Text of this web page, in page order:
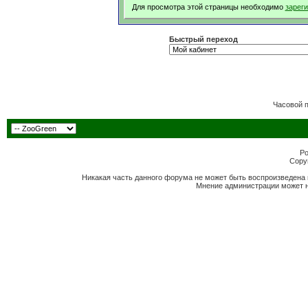
Для просмотра этой страницы необходимо
Быстрый переход
Часовой
Никакая часть данного форума не может быть
Мнение администрации может